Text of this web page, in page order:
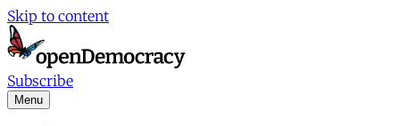
Skip to content
Subscribe
Menu